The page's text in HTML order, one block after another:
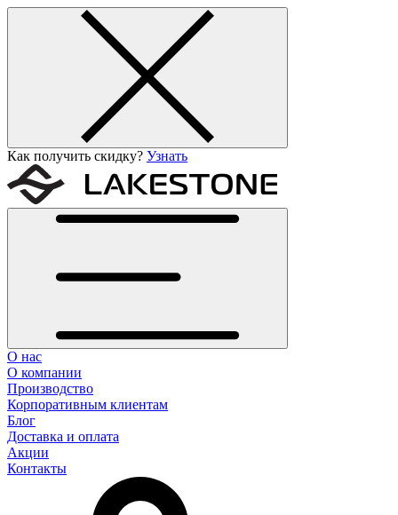
Как получить скидку? Узнать
О нас
О компании
Производство
Корпоративным клиентам
Блог
Доставка и оплата
Акции
Контакты